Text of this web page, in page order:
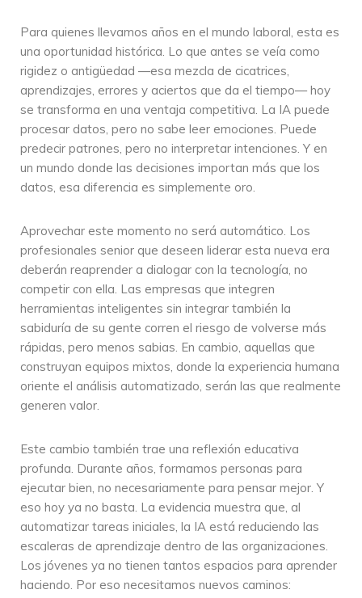
Para quienes llevamos años en el mundo laboral, esta es
una oportunidad histórica. Lo que antes se veía como
rigidez o antigüedad —esa mezcla de cicatrices,
aprendizajes, errores y aciertos que da el tiempo— hoy
se transforma en una ventaja competitiva. La IA puede
procesar datos, pero no sabe leer emociones. Puede
predecir patrones, pero no interpretar intenciones. Y en
un mundo donde las decisiones importan más que los
datos, esa diferencia es simplemente oro.
Aprovechar este momento no será automático. Los
profesionales senior que deseen liderar esta nueva era
deberán reaprender a dialogar con la tecnología, no
competir con ella. Las empresas que integren
herramientas inteligentes sin integrar también la
sabiduría de su gente corren el riesgo de volverse más
rápidas, pero menos sabias. En cambio, aquellas que
construyan equipos mixtos, donde la experiencia humana
oriente el análisis automatizado, serán las que realmente
generen valor.
Este cambio también trae una reflexión educativa
profunda. Durante años, formamos personas para
ejecutar bien, no necesariamente para pensar mejor. Y
eso hoy ya no basta. La evidencia muestra que, al
automatizar tareas iniciales, la IA está reduciendo las
escaleras de aprendizaje dentro de las organizaciones.
Los jóvenes ya no tienen tantos espacios para aprender
haciendo. Por eso necesitamos nuevos caminos: